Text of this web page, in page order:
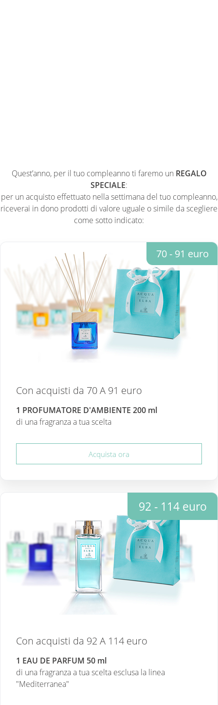
Quest’anno, per il tuo compleanno ti faremo un REGALO
SPECIALE:
per un acquisto effettuato nella settimana del tuo compleanno,
riceverai in dono prodotti di valore uguale o simile da scegliere
come sotto indicato:
70 - 91 euro
Con acquisti da 70 A 91 euro
1 PROFUMATORE D'AMBIENTE 200 ml
di una fragranza a tua scelta
Acquista ora
92 - 114 euro
Con acquisti da 92 A 114 euro
1 EAU DE PARFUM 50 ml
di una fragranza a tua scelta esclusa la linea
"Mediterranea"